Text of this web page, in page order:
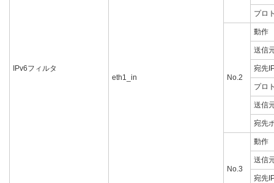
IPv6フィルタ
eth1_in
プロ
No.2
動作
送信
宛先
プロ
送信
宛先
No.3
動作
送信
宛先